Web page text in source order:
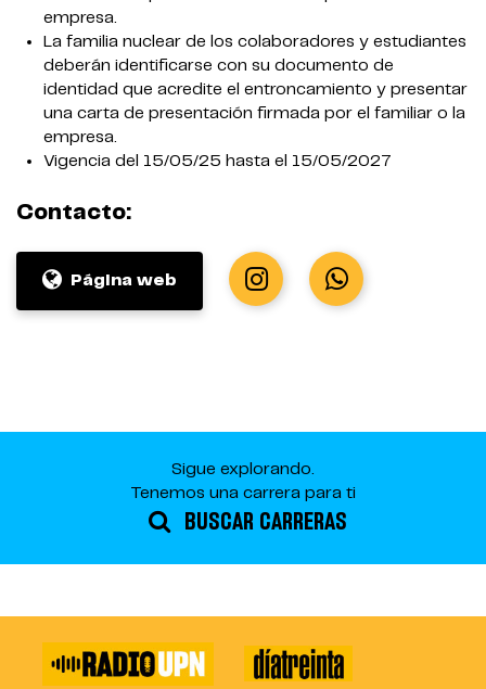
empresa.
La familia nuclear de los colaboradores y estudiantes
deberán identificarse con su documento de
identidad que acredite el entroncamiento y presentar
una carta de presentación firmada por el familiar o la
empresa.
Vigencia del 15/05/25 hasta el 15/05/2027
Contacto:
Página web
Sigue explorando.
Tenemos una carrera para ti
BUSCAR CARRERAS